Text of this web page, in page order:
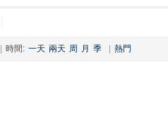
時間: 一天 兩天 周 月 季 熱門